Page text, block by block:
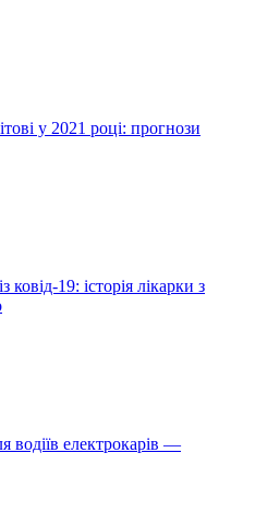
у 2021 році: прогнози
19: історія лікарки з
водіїв електрокарів —